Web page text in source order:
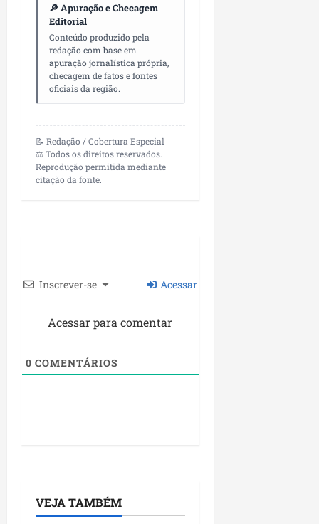
🔎 Apuração e Checagem
Editorial
Conteúdo produzido pela
redação com base em
apuração jornalística própria,
checagem de fatos e fontes
oficiais da região.
📝 Redação / Cobertura Especial
⚖️ Todos os direitos reservados.
Reprodução permitida mediante
citação da fonte.
Inscrever-se Acessar
Acessar para comentar
0 COMENTÁRIOS
VEJA TAMBÉM